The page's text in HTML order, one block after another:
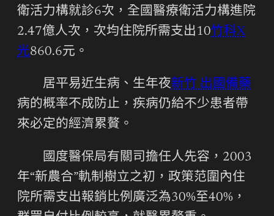
衛活力構就診6次，全國醫療衛活力構進院
2.47億人次，次均住院所需支出10竹科X
光860.6元。
居平易近生病、生年夜新竹 出國備藥
病的概率不成防止，疾病仍給不少患者帶
來必定的經濟累贅。
國度醫保局有關司擔任人先容，2003
年“新農合”軌制樹立之初，政策范圍內住
院所需支出報銷比例廣泛為30%至40%，